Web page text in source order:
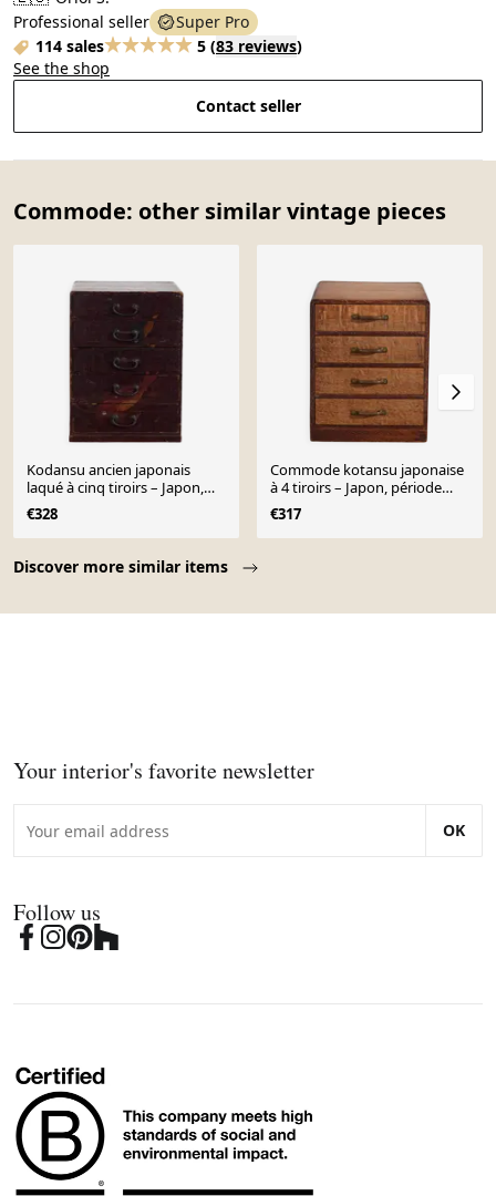
Professional seller
Super Pro
114 sales
5 (83 reviews)
See the shop
Contact seller
Commode: other similar vintage pieces
Discover more similar items
Kodansu ancien japonais
laqué à cinq tiroirs – Japon,
vers 1900
€328
Commode kotansu japonaise
à 4 tiroirs – Japon, période
Shōwa, vers 1960
€317
Your interior's favorite newsletter
OK
Follow us